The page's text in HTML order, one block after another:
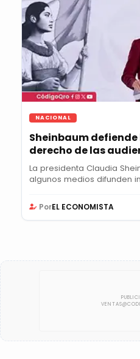
NACIONAL
Sheinbaum
derecho de las
La presidenta Claudia
algunos medios difunden
PorEL ECONOMISTA